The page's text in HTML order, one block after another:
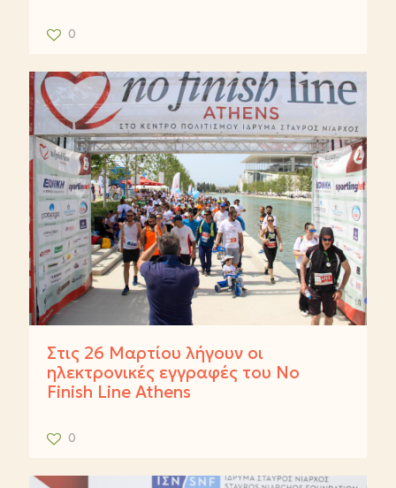
0
Στις 26 Μαρτίου λήγουν οι
ηλεκτρονικές εγγραφές του No
Finish Line Athens
0